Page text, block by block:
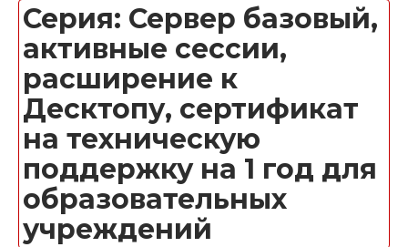
Серия: Сервер базовый,
активные сессии,
расширение к
Десктопу, сертификат
на техническую
поддержку на 1 год для
образовательных
учреждений